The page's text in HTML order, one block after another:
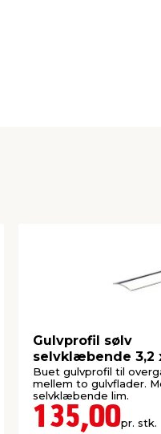
Gulvprofil sølv
selvklæbende 3,2
1800 mm
Buet gulvprofil til
mellem to gulvflader.
selvklæbende lim.
135,00pr. stk.